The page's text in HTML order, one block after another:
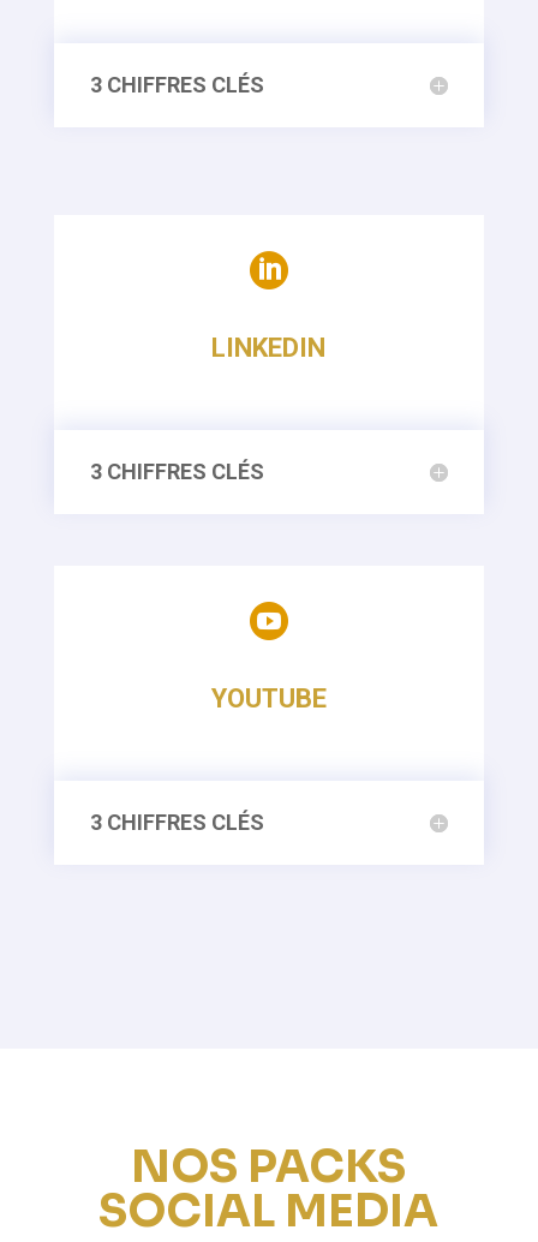
3 CHIFFRES CLÉS

LINKEDIN
3 CHIFFRES CLÉS

YOUTUBE
3 CHIFFRES CLÉS
NOS PACKS
SOCIAL MEDIA